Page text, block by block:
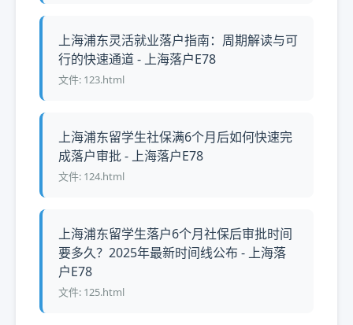
上海浦东灵活就业落户指南：周期解读与可
行的快速通道 - 上海落户E78
文件: 123.html
上海浦东留学生社保满6个月后如何快速完
成落户审批 - 上海落户E78
文件: 124.html
上海浦东留学生落户6个月社保后审批时间
要多久？2025年最新时间线公布 - 上海落
户E78
文件: 125.html